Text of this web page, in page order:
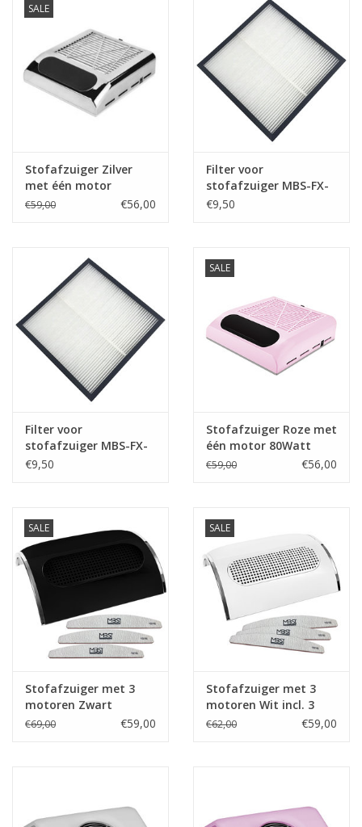
SALE
Stofafzuiger Zilver
met één motor
80Watt
€59,00 €56,00
Filter voor
stofafzuiger MBS-FX-
23
€9,50
Filter voor
stofafzuiger MBS-FX-
18
€9,50
SALE
Stofafzuiger Roze met
één motor 80Watt
€59,00 €56,00
SALE
Stofafzuiger met 3
motoren Zwart
Stofafzuiger + 3
€69,00 €59,00
SALE
Stofafzuiger met 3
motoren Wit incl. 3
trapeze vijlen
€62,00 €59,00